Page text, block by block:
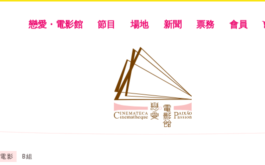
戀愛・電影館 節目 場地 新聞 票務 會員
電影 B組